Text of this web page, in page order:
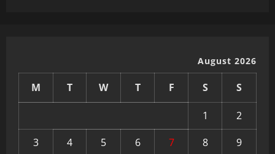
August 2026
M T W T F S S
1
2
3
4 5 6 7 8
9